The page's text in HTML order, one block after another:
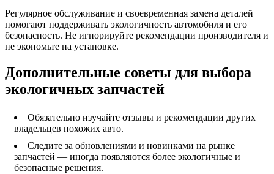
Регулярное обслуживание и своевременная замена деталей
помогают поддерживать экологичность автомобиля и его
безопасность. Не игнорируйте рекомендации производителя и
не экономьте на установке.
Дополнительные советы для выбора
экологичных запчастей
Обязательно изучайте отзывы и рекомендации других
владельцев похожих авто.
Следите за обновлениями и новинками на рынке
запчастей — иногда появляются более экологичные и
безопасные решения.